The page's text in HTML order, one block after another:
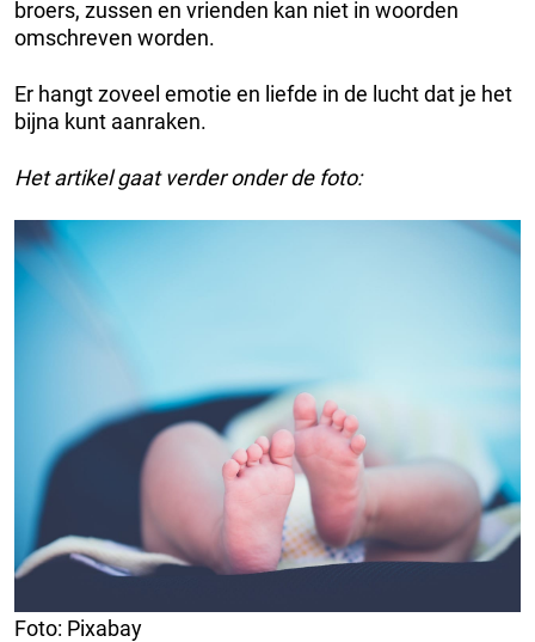
broers, zussen en vrienden kan niet in woorden
omschreven worden.
Er hangt zoveel emotie en liefde in de lucht dat je het
bijna kunt aanraken.
Het artikel gaat verder onder de foto:
Foto: Pixabay